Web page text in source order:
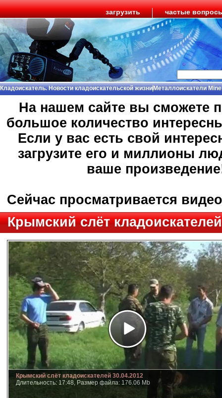
загрузить частые
Кладоискатель. Новости кладоискательской жизниМеталлоискатели
На нашем сайте вы сможете
большое количество
Если у вас есть свой
загрузите его и миллионы
ваше
Сейчас просматривается
Крымский слёт
Крымский слёт кладоискателей 30.04.2012
Длительность: 17:48, Размер файла: 176.06 Mb